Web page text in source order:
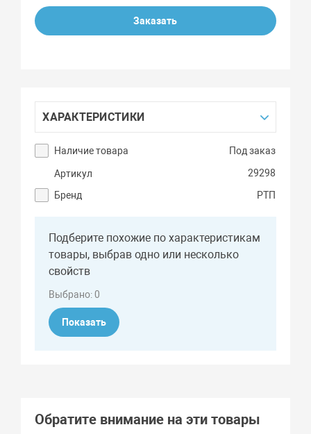
Заказать
ХАРАКТЕРИСТИКИ
Наличие товара Под заказ
Артикул
29298
Бренд
РТП
Подберите похожие по характеристикам
товары, выбрав одно или несколько
свойств
Выбрано:0
Показать
Обратите внимание на эти товары